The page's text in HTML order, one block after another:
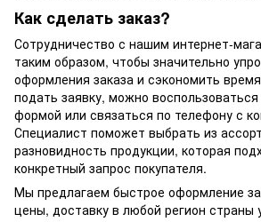
Как сделать заказ?
Сотрудничество с нашим интернет-
таким образом, чтобы значительно
оформления заказа и сэкономить
подать заявку, можно
формой или связаться по телефону с
Специалист поможет выбрать из
разновидность продукции, которая
конкретный запрос покупателя.
Мы предлагаем быстрое оформление
цены, доставку в любой регион страны